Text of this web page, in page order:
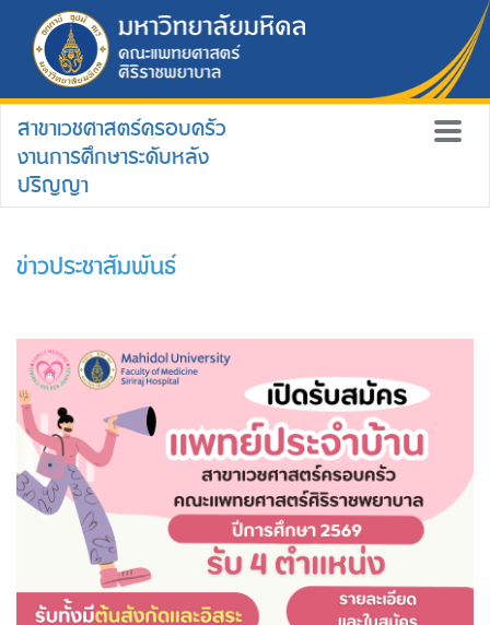
สาขาเวชศาสตร์ครอบครัว
งานการศึกษาระดับหลัง
ปริญญา
ข่าวประชาสัมพันธ์